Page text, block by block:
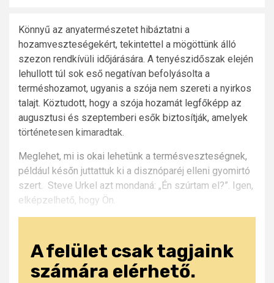
Könnyű az anyatermészetet hibáztatni a
hozamveszteségekért, tekintettel a mögöttünk álló
szezon rendkívüli időjárására. A tenyészidőszak elején
lehullott túl sok eső negatívan befolyásolta a
terméshozamot, ugyanis a szója nem szereti a nyirkos
talajt. Köztudott, hogy a szója hozamát legfőképp az
augusztusi és szeptemberi esők biztosítják, amelyek
történetesen kimaradtak.
Meglehet, mi is okai lehetünk a termésveszteségnek,
például későn juttattuk ki a disznóparéj elleni gyomirtó
szert. Steve Urkel azt mondaná: „Én szúrtam el?”. Igen,
elképzelhető, hogy Ön.
A felület csak tagjaink
számára elérhető.